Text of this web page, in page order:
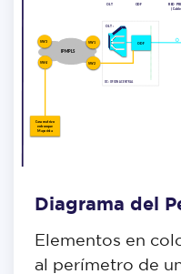
Diagrama del
Elementos en
al perímetro de